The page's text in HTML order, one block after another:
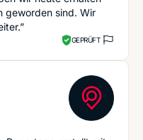
geworden sind. Wir
GEPRÜFT